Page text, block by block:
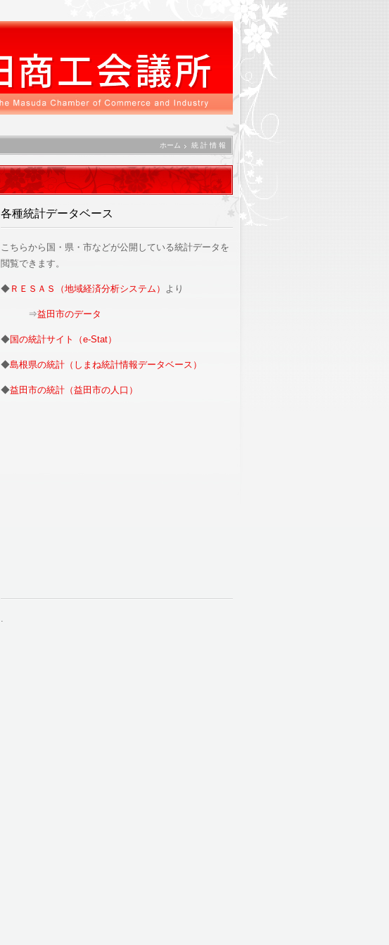
ホーム 統 計 情 報
各種統計データベース
こちらから国・県・市などが公開している統計データを
閲覧できます。
◆ ＲＥＳＡＳ（地域経済分析システム） より
⇒益田市のデータ
◆国の統計サイト（e-Stat）
◆島根県の統計（しまね統計情報データベース）
◆益田市の統計（益田市の人口）
.